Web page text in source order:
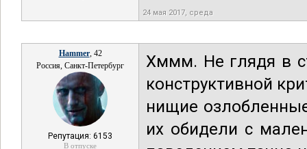
24 мая 2017, среда
Hammer, 42
Россия, Санкт-Петербург
Репутация: 6153
В отпуске
Хммм. Не глядя в
конструктивной
нищие
их обидели с